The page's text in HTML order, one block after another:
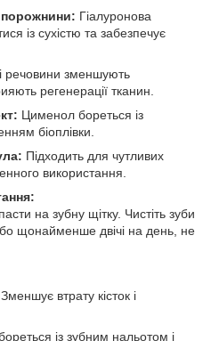
Гіалуронова
із сухістю та забезпечує
речовини зменшують
регенерації тканин.
Цименол бореться із
біоплівки.
Підходить для чутливих
використання.
на зубну щітку. Чистіть зуби
щонайменше двічі на день, не
Зменшує втрату кісток і
із зубним нальотом і